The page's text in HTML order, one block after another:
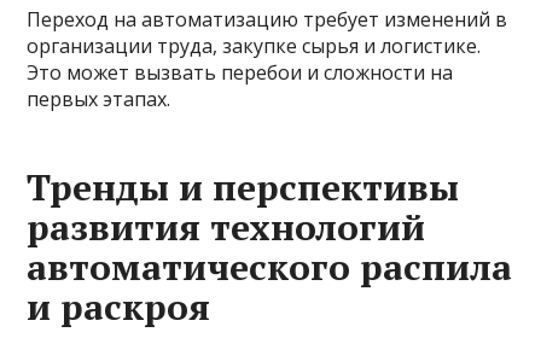
Переход на автоматизацию требует изменений в
организации труда, закупке сырья и логистике.
Это может вызвать перебои и сложности на
первых этапах.
Тренды и перспективы
развития технологий
автоматического распила
и раскроя